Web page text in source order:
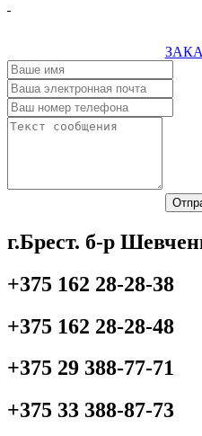
г.Брест. б-р
+375 162 28-28-38
+375 162 28-28-48
+375 29 388-77-71
+375 33 388-87-73